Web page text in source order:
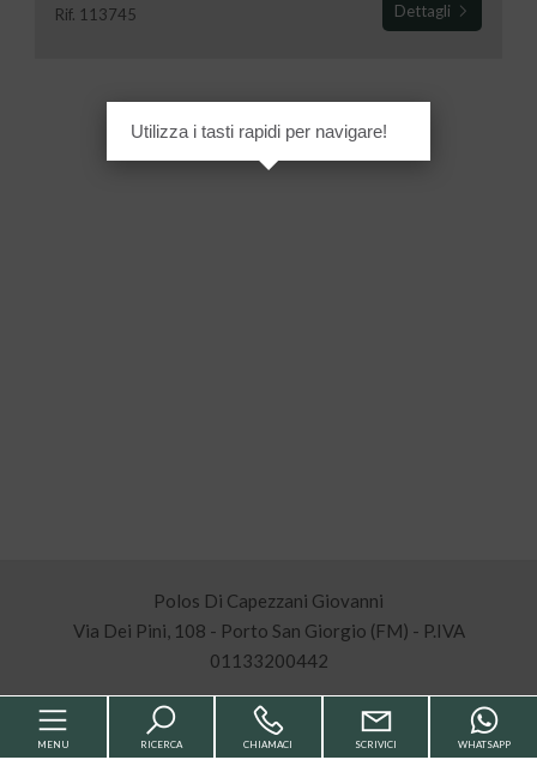
Rif. 113745 Dettagli
Polos Di Capezzani Giovanni
Via Dei Pini, 108 - Porto San Giorgio (FM) - P.IVA
01133200442
Sitemap
MENU RICERCA CHIAMACI SCRIVICI WHATSAPP
Utilizza i tasti rapidi per navigare!